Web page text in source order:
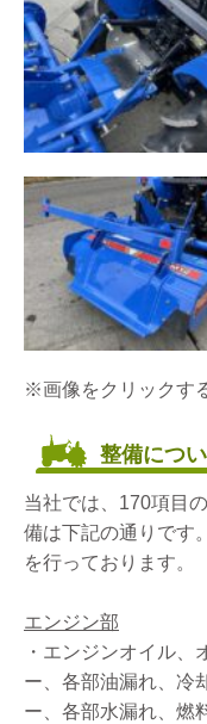
※画像をクリックす
整備につ
当社では、170項目
備は下記の通りです
を行っております。
エンジン部
・エンジンオイル
ー、各部油漏れ、冷
ー、各部水漏れ、燃